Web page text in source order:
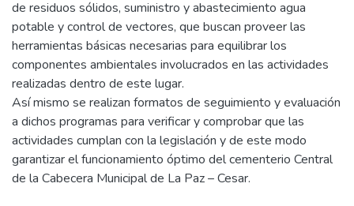
de residuos sólidos, suministro y abastecimiento agua
potable y control de vectores, que buscan proveer las
herramientas básicas necesarias para equilibrar los
componentes ambientales involucrados en las actividades
realizadas dentro de este lugar.
Así mismo se realizan formatos de seguimiento y evaluación
a dichos programas para verificar y comprobar que las
actividades cumplan con la legislación y de este modo
garantizar el funcionamiento óptimo del cementerio Central
de la Cabecera Municipal de La Paz – Cesar.